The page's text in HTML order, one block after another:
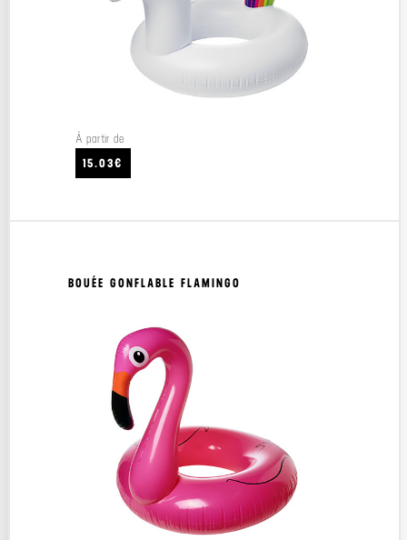
À partir de
15.03€
BOUÉE GONFLABLE FLAMINGO